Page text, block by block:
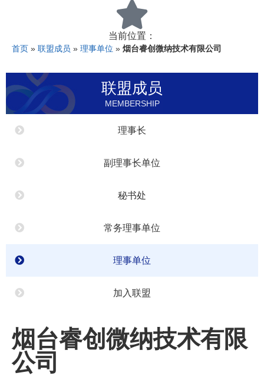
当前位置：
首页 » 联盟成员 » 理事单位 » 烟台睿创微纳技术有限公司
联盟成员
MEMBERSHIP
理事长
副理事长单位
秘书处
常务理事单位
理事单位
加入联盟
烟台睿创微纳技术有限
公司